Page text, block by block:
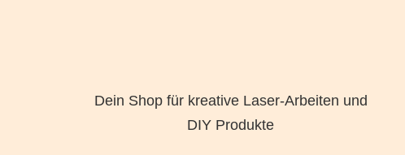
Dein Shop für kreative Laser-Arbeiten und
DIY Produkte